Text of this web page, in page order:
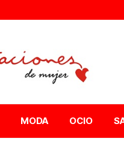
MODA OCIO